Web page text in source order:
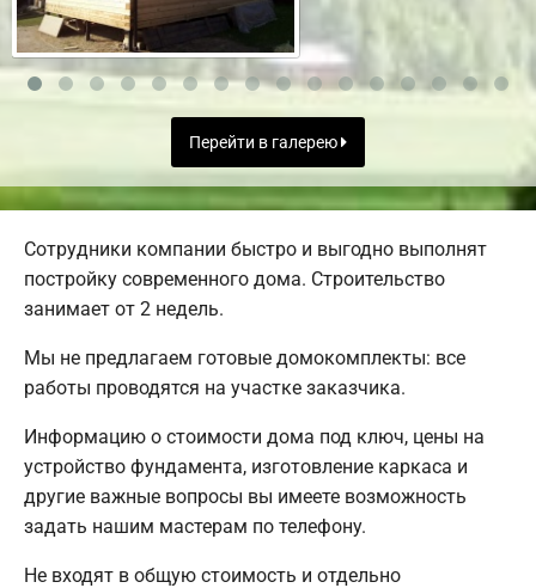
Перейти в галерею
Сотрудники компании быстро и выгодно выполнят
постройку современного дома. Строительство
занимает от 2 недель.
Мы не предлагаем готовые домокомплекты: все
работы проводятся на участке заказчика.
Информацию о стоимости дома под ключ, цены на
устройство фундамента, изготовление каркаса и
другие важные вопросы вы имеете возможность
задать нашим мастерам по телефону.
Не входят в общую стоимость и отдельно